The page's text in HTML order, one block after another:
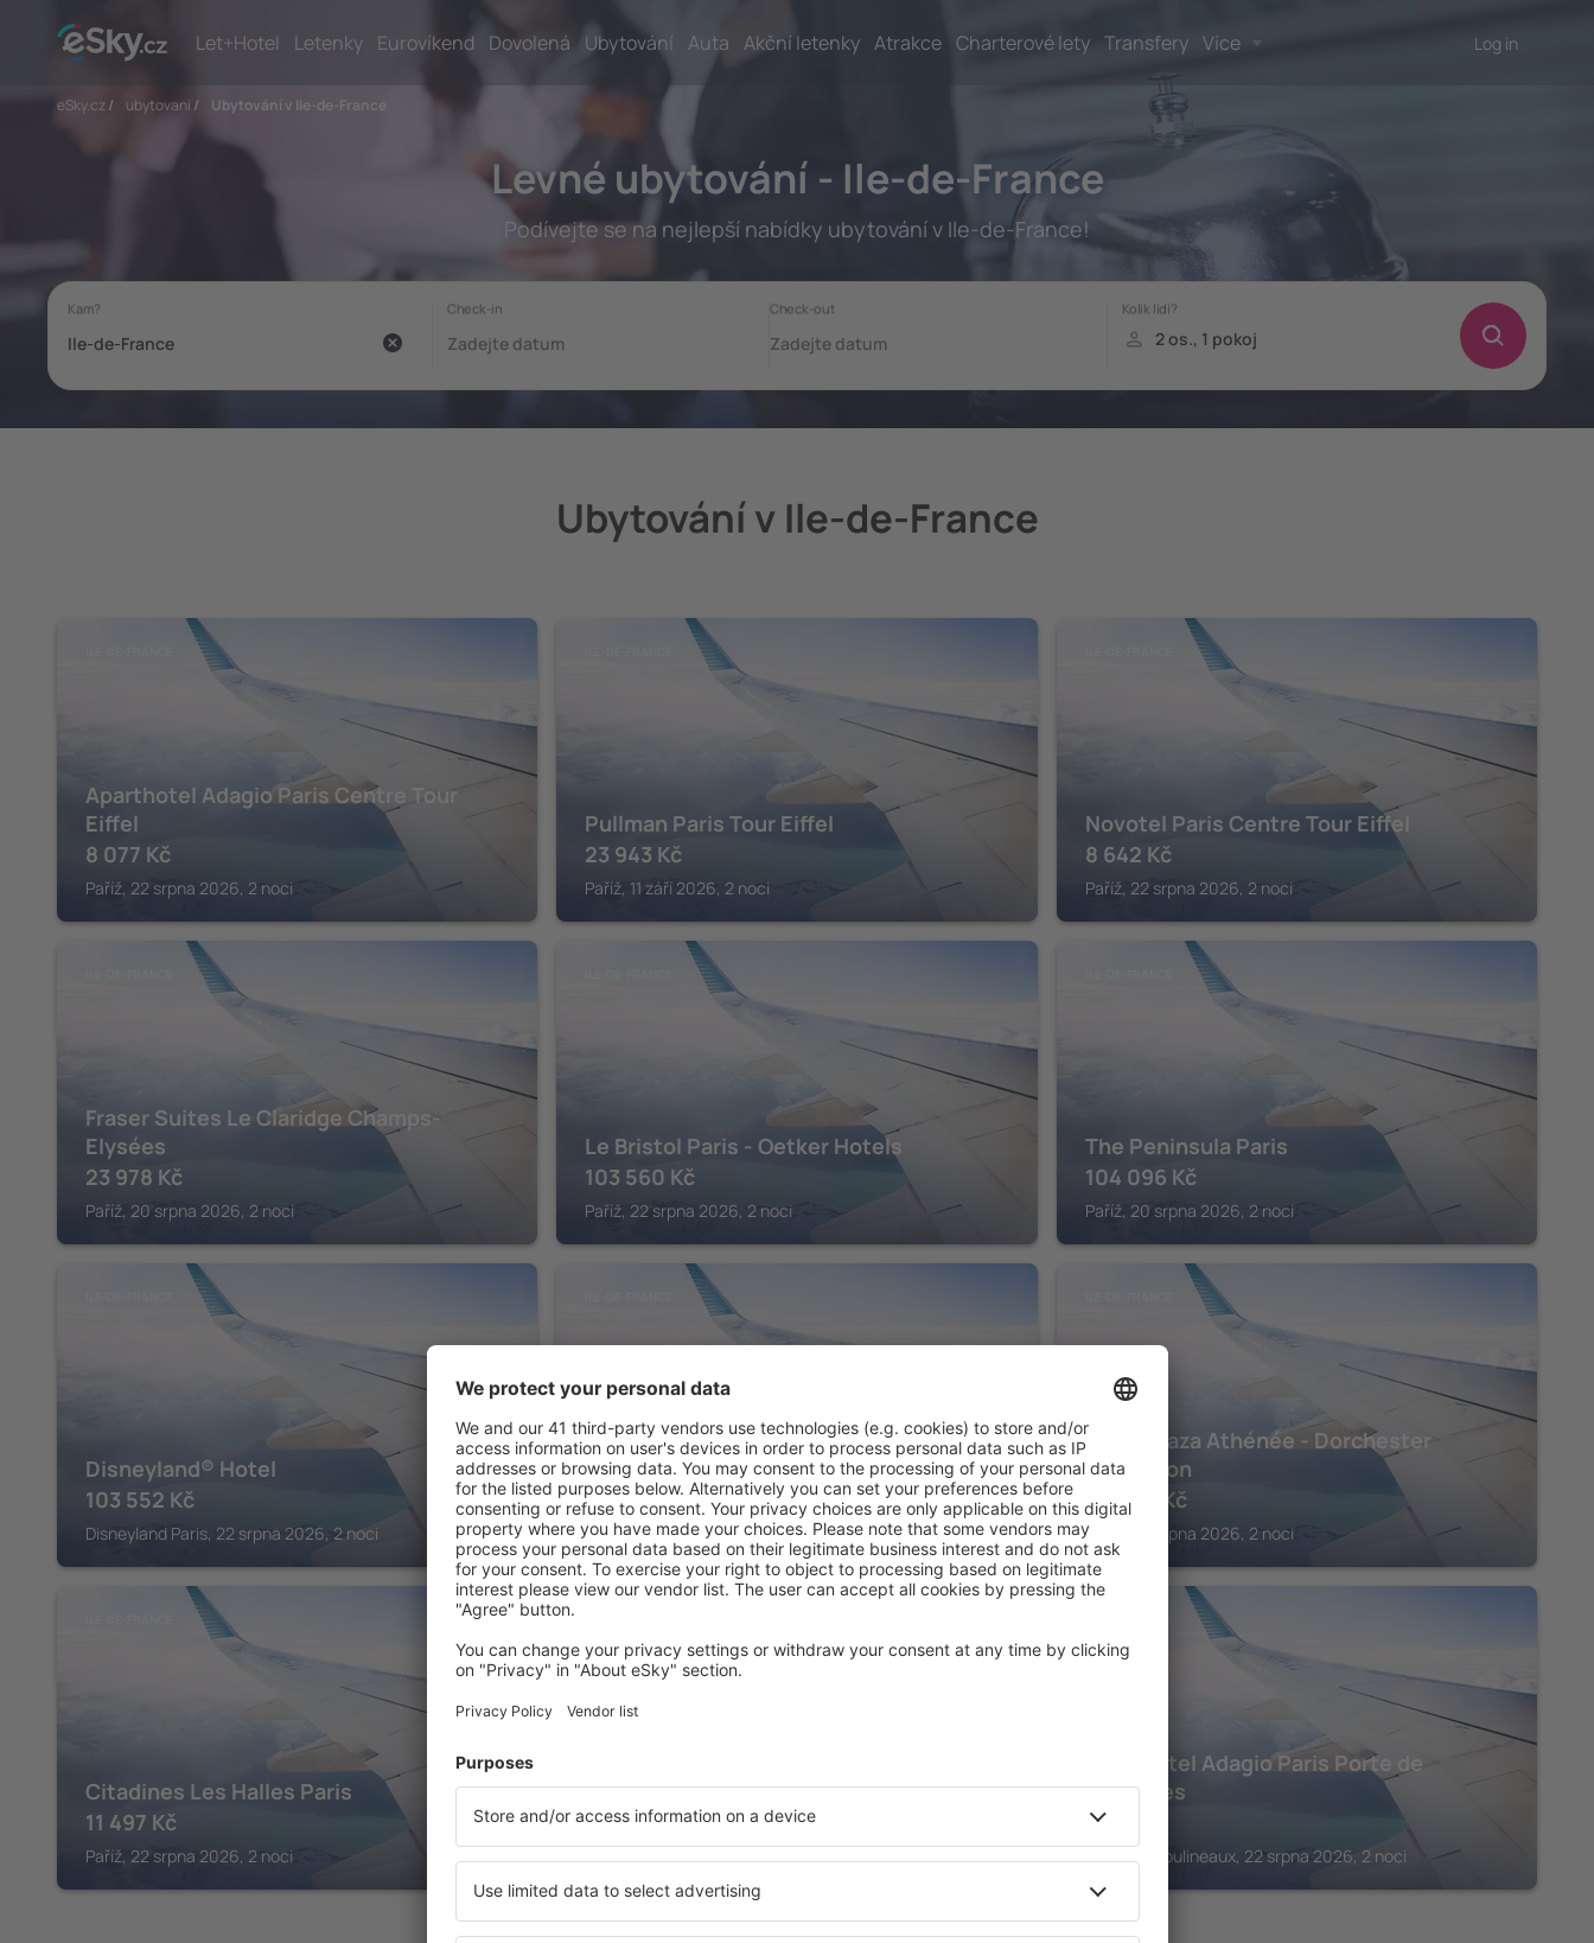
Let+Hotel Letenky Eurovíkend Dovolená Ubytování Auta Akční letenky Atrakce Charterové lety Transfery Více Log in
eSky.cz/ ubytovani / Ubytování v Ile-de-France
Levné ubytování - Ile-de-France
Podívejte se na nejlepší nabídky ubytování v Ile-de-France!
Ubytování v Ile-de-France
Aparthotel Adagio Paris Centre Tour
Eiffel
8 077 Kč
Paříž, 22 srpna 2026, 2 noci
Pullman Paris Tour Eiffel
23 943 Kč
Paříž, 11 září 2026, 2 noci
Novotel Paris Centre Tour Eiffel
8 642 Kč
Paříž, 22 srpna 2026, 2 noci
Fraser Suites Le Claridge Champs-
Elysées
23 978 Kč
Paříž, 20 srpna 2026, 2 noci
Le Bristol Paris - Oetker Hotels
103 560 Kč
Paříž, 22 srpna 2026, 2 noci
The Peninsula Paris
104 096 Kč
Paříž, 20 srpna 2026, 2 noci
Disneyland® Hotel
103 552 Kč
Disneyland Paris, 22 srpna 2026, 2 noci
Disney Hotel New York - The Art of
Marvel
42 119Kč
Disneyland Paris, 22 srpna 2026, 2 noci
Hôtel Plaza Athénée - Dorchester
Collection
101 791
Kč
Paříž, 20 srpna 2026, 2 noci
Citadines Les Halles Paris
11 497 Kč
Paříž, 22 srpna 2026, 2 noci
Mandarin Oriental, Paris
73 242Kč
Paříž, 22 srpna 2026, 2 noci
Aparthotel Adagio Paris Porte de
Versailles
6 781
Issy-les-Moulineaux, 22 srpna 2026, 2 noci